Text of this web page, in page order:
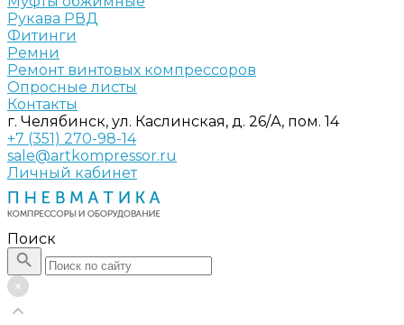
Рукава РВД
Фитинги
Ремни
Ремонт винтовых компрессоров
Опросные листы
Контакты
г. Челябинск, ул. Каслинская, д. 26/А, пом. 14
+7 (351) 270-98-14
sale@artkompressor.ru
Личный кабинет
Поиск